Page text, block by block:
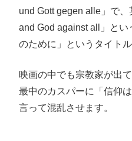
und Gott gegen alle」で
and God against all」と
のために」というタイトル
映画の中でも宗教家が出
最中のカスパーに「信仰
言って混乱させます。